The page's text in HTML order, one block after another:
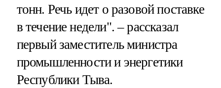
тонн. Речь идет о разовой поставке
в течение недели". – рассказал
первый заместитель министра
промышленности и энергетики
Республики Тыва.